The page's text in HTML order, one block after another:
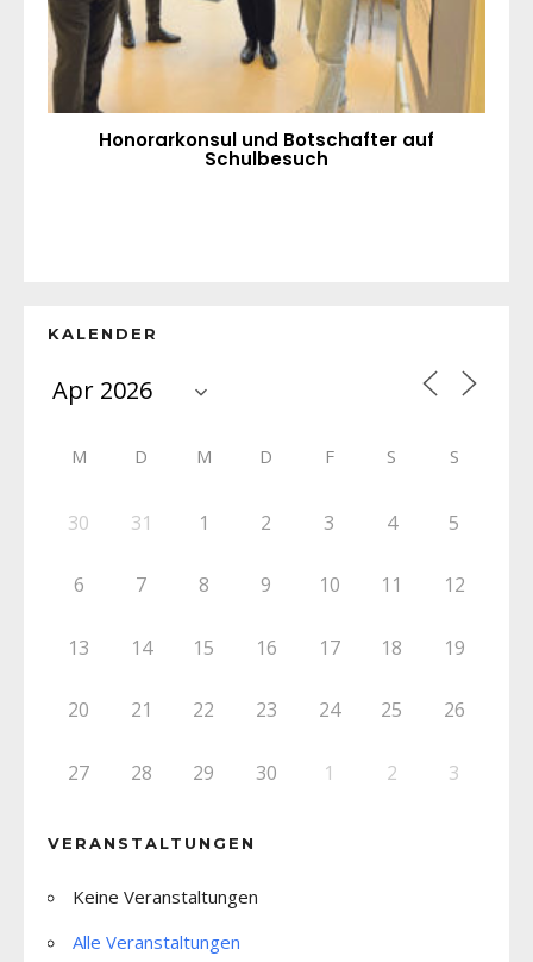
Honorarkonsul und Botschafter auf
Schulbesuch
KALENDER
M D M D F S S
30 31 1 2 3 4 5
6 7 8 9 10 11 12
13 14 15 16 17 18 19
20 21 22 23 24 25 26
27 28 29 30 1 2 3
VERANSTALTUNGEN
Keine Veranstaltungen
Alle Veranstaltungen